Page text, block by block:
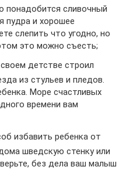
понадобится сливочный
пудра и хорошее
слепить что угодно, но
это можно съесть;
детстве строил
из стульев и пледов.
Море счастливых
времени вам
избавить ребенка от
шведскую стенку или
без дела ваш малыш